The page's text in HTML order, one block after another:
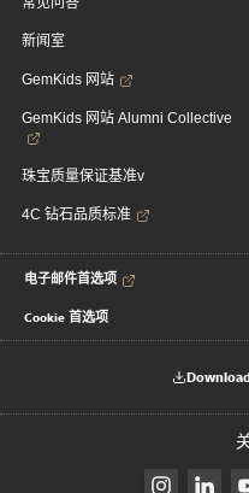
新闻室
GemKids 网站
GemKids 网站 Alumni Collective
珠宝质量保证基准v
4C 钻石品质标准
电子邮件首选项
Cookie 首选项